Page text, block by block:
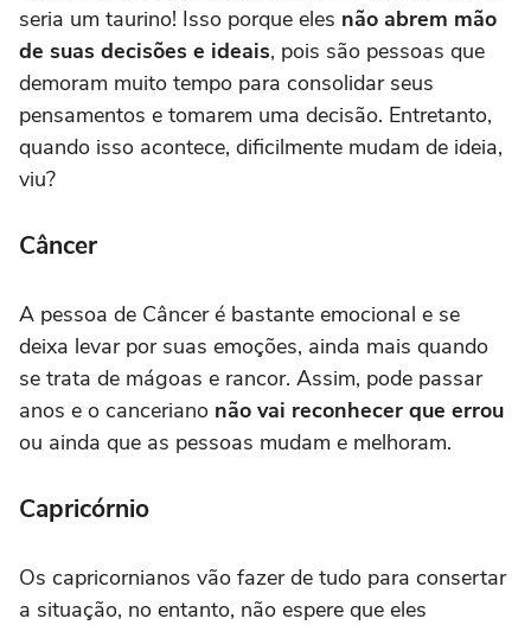
seria um taurino! Isso porque eles não abrem mão
de suas decisões e ideais, pois são pessoas que
demoram muito tempo para consolidar seus
pensamentos e tomarem uma decisão. Entretanto,
quando isso acontece, dificilmente mudam de ideia,
viu?
Câncer
A pessoa de Câncer é bastante emocional e se
deixa levar por suas emoções, ainda mais quando
se trata de mágoas e rancor. Assim, pode passar
anos e o canceriano não vai reconhecer que errou
ou ainda que as pessoas mudam e melhoram.
Capricórnio
Os capricornianos vão fazer de tudo para consertar
a situação, no entanto, não espere que eles